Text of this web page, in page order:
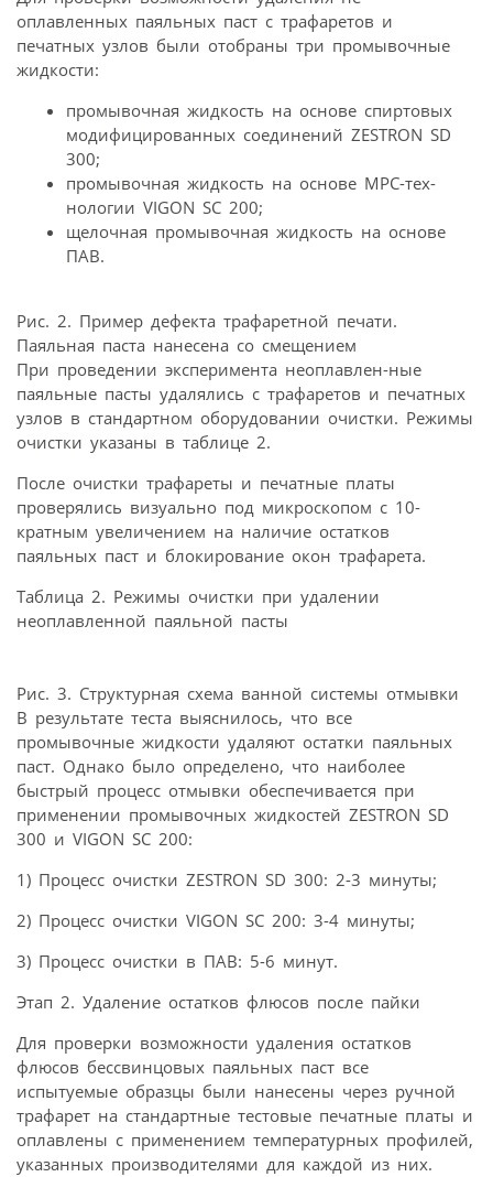
оплавленных паяльных паст с трафаретов и
печатных узлов были отобраны три промывочные
жидкости:
промывочная жидкость на основе спиртовых
модифицированных соединений ZESTRON SD
300;
промывочная жидкость на основе МРС-тех-
нологии VIGON SC 200;
щелочная промывочная жидкость на основе
ПАВ.
Рис. 2. Пример дефекта трафаретной печати.
Паяльная паста нанесена со смещением
При проведении эксперимента неоплавлен-ные
паяльные пасты удалялись с трафаретов и печатных
узлов в стандартном оборудовании очистки. Режимы
очистки указаны в таблице 2.
После очистки трафареты и печатные платы
проверялись визуально под микроскопом с 10-
кратным увеличением на наличие остатков
паяльных паст и блокирование окон трафарета.
Таблица 2. Режимы очистки при удалении
неоплавленной паяльной пасты
Рис. 3. Структурная схема ванной системы отмывки
В результате теста выяснилось, что все
промывочные жидкости удаляют остатки паяльных
паст. Однако было определено, что наиболее
быстрый процесс отмывки обеспечивается при
применении промывочных жидкостей ZESTRON SD
300 и VIGON SC 200:
1) Процесс очистки ZESTRON SD 300: 2-3 минуты;
2) Процесс очистки VIGON SC 200: 3-4 минуты;
3) Процесс очистки в ПАВ: 5-6 минут.
Этап 2. Удаление остатков флюсов после пайки
Для проверки возможности удаления остатков
флюсов бессвинцовых паяльных паст все
испытуемые образцы были нанесены через ручной
трафарет на стандартные тестовые печатные платы и
оплавлены с применением температурных профилей,
указанных производителями для каждой из них.